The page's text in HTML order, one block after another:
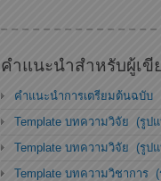
คำแนะนำสำหรับผู้เขี
คำแนะนำการเตรียมต้นฉบับ
Template บทความวิจัย (รูป
Template บทความวิจัย (รูป
Template บทความวิชาการ